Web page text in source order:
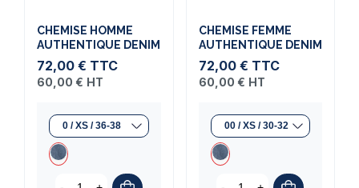
CHEMISE HOMME
AUTHENTIQUE DENIM
72,00 € TTC
60,00 € HT
CHEMISE FEMME
AUTHENTIQUE DENIM
72,00 € TTC
60,00 € HT